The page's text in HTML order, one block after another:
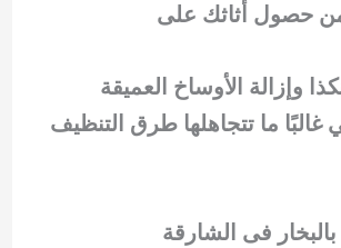
حصول أثاثك على
وإزالة الأوساخ العميقة
غالبًا ما تتجاهلها طرق التنظيف
فى الشارقة